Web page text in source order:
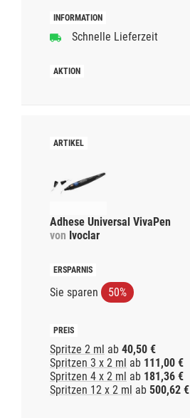
Schnelle Lieferzeit
Adhese Universal VivaPen
von Ivoclar
Sie sparen 50%
Spritze 2 ml ab 40,50 €
Spritzen 3 x 2 ml ab 111,00 €
Spritzen 4 x 2 ml ab 181,36 €
Spritzen 12 x 2 ml ab 500,62 €